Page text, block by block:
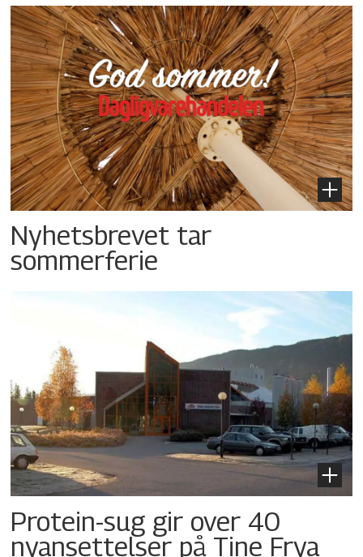
Nyhetsbrevet tar
sommerferie
Protein-sug gir over 40
nyansettelser på Tine Frya